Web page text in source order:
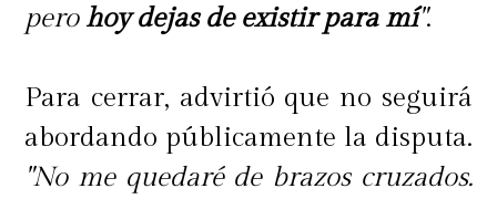
perohoy dejas de existir para mí".
Para cerrar, advirtió que no seguirá
abordando públicamente la disputa.
"No me quedaré de brazos cruzados.